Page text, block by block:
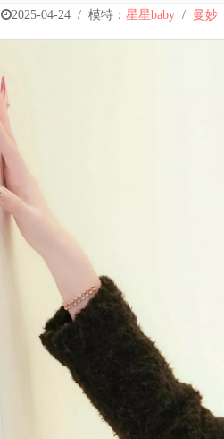
2025-04-24 / 模特： 星星baby / 曼妙